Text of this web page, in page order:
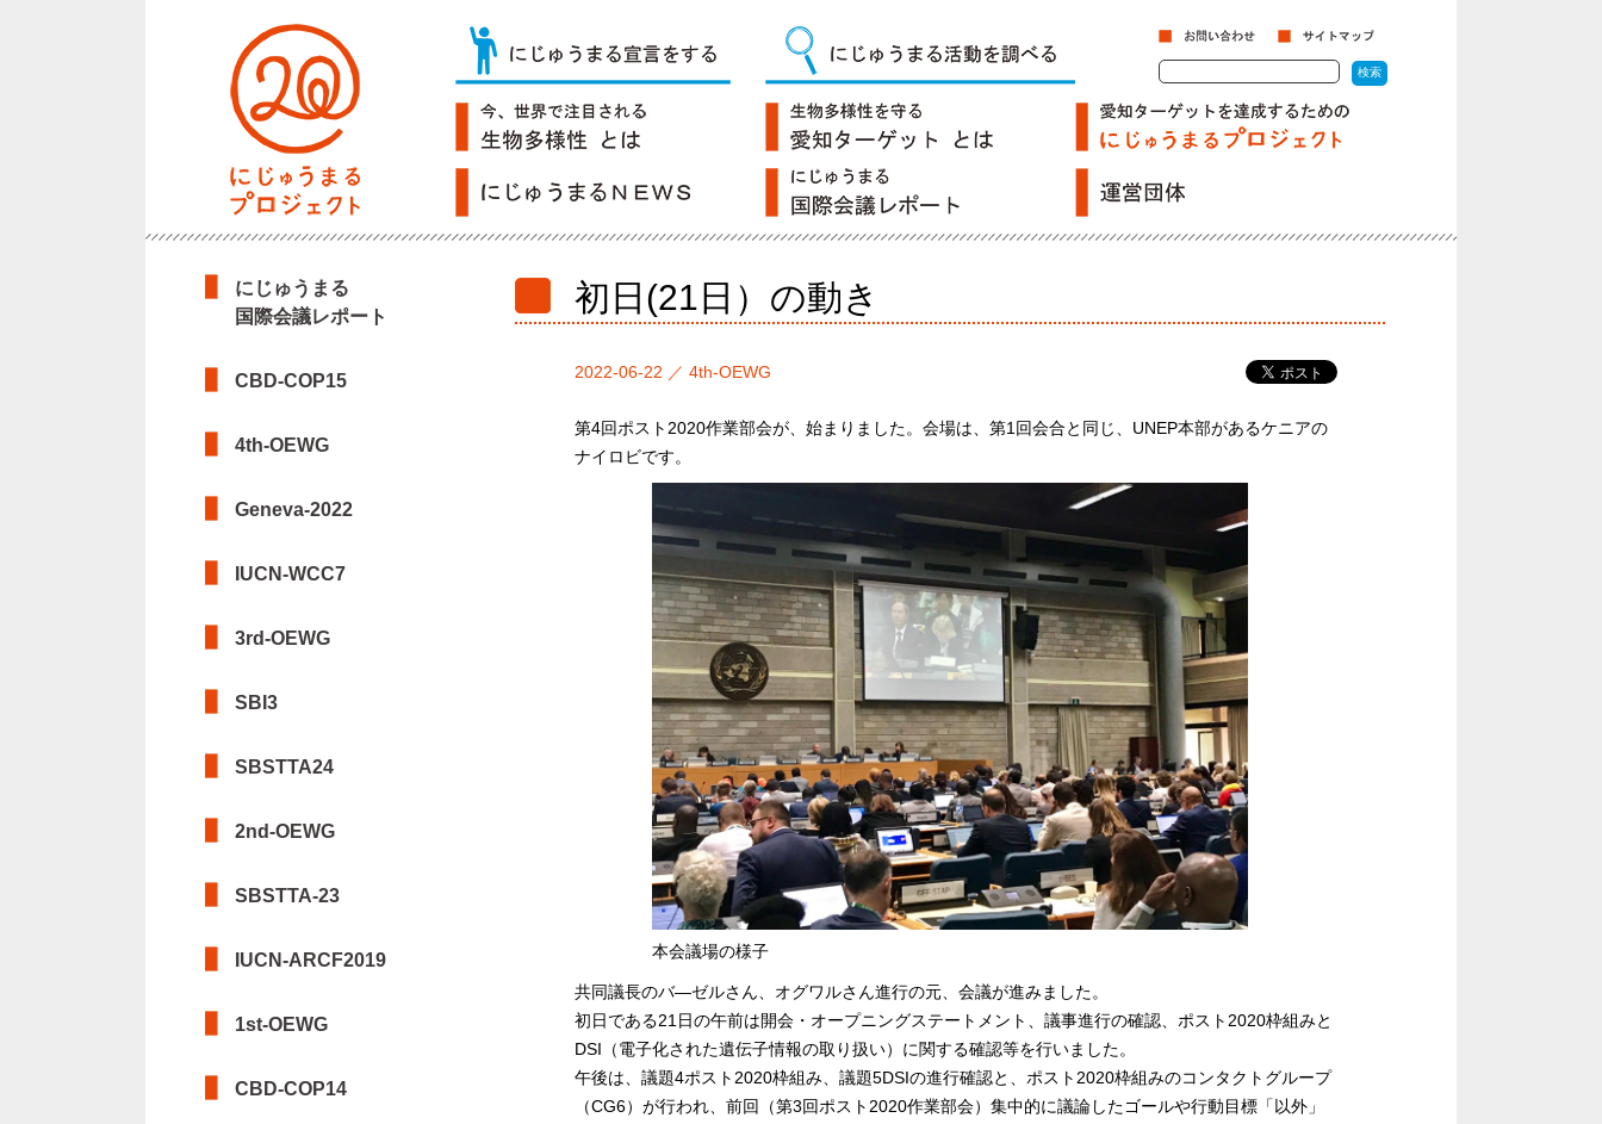
にじゅうまる
国際会議レポート
CBD-COP15
4th-OEWG
Geneva-2022
IUCN-WCC7
3rd-OEWG
SBI3
SBSTTA24
2nd-OEWG
SBSTTA-23
IUCN-ARCF2019
1st-OEWG
CBD-COP14
初日(21日）の動き
2022-06-22 ／ 4th-OEWG
第4回ポスト2020作業部会が、始まりました。会場は、第1回会合と同じ、UNEP本部があるケニアの
ナイロビです。
本会議場の様子
共同議長のバ―ゼルさん、オグワルさん進行の元、会議が進みました。
初日である21日の午前は開会・オープニングステートメント、議事進行の確認、ポスト2020枠組みと
DSI（電子化された遺伝子情報の取り扱い）に関する確認等を行いました。
午後は、議題4ポスト2020枠組み、議題5DSIの進行確認と、ポスト2020枠組みのコンタクトグループ
（CG6）が行われ、前回（第3回ポスト2020作業部会）集中的に議論したゴールや行動目標「以外」